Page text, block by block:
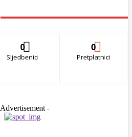
0
Sljedbenici
0
Pretplatnici
-